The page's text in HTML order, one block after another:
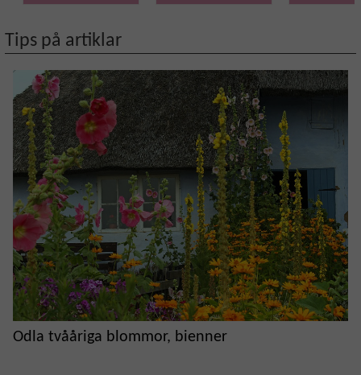
Tips på artiklar
Odla tvååriga blommor, bienner